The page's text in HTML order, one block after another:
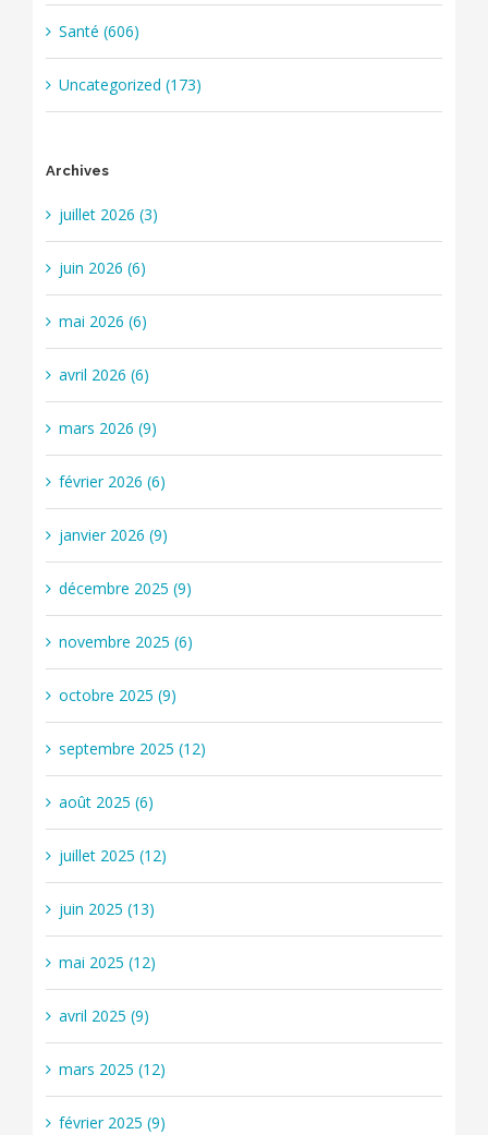
Santé (606)
Uncategorized (173)
Archives
juillet 2026 (3)
juin 2026 (6)
mai 2026 (6)
avril 2026 (6)
mars 2026 (9)
février 2026 (6)
janvier 2026 (9)
décembre 2025 (9)
novembre 2025 (6)
octobre 2025 (9)
septembre 2025 (12)
août 2025 (6)
juillet 2025 (12)
juin 2025 (13)
mai 2025 (12)
avril 2025 (9)
mars 2025 (12)
février 2025 (9)